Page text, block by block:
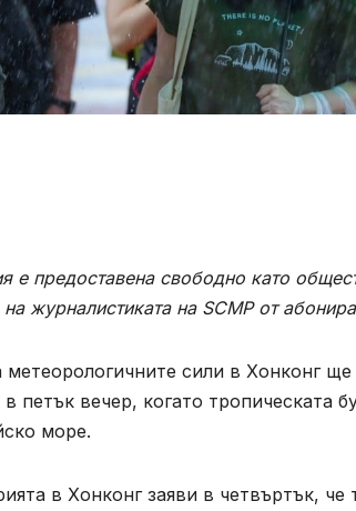
е предоставена свободно като
журналистиката на SCMP от
сили в Хонконг
петък вечер, когато тропическата
море.
в Хонконг заяви в четвъртък,